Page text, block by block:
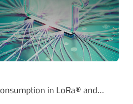
in LoRa® and…